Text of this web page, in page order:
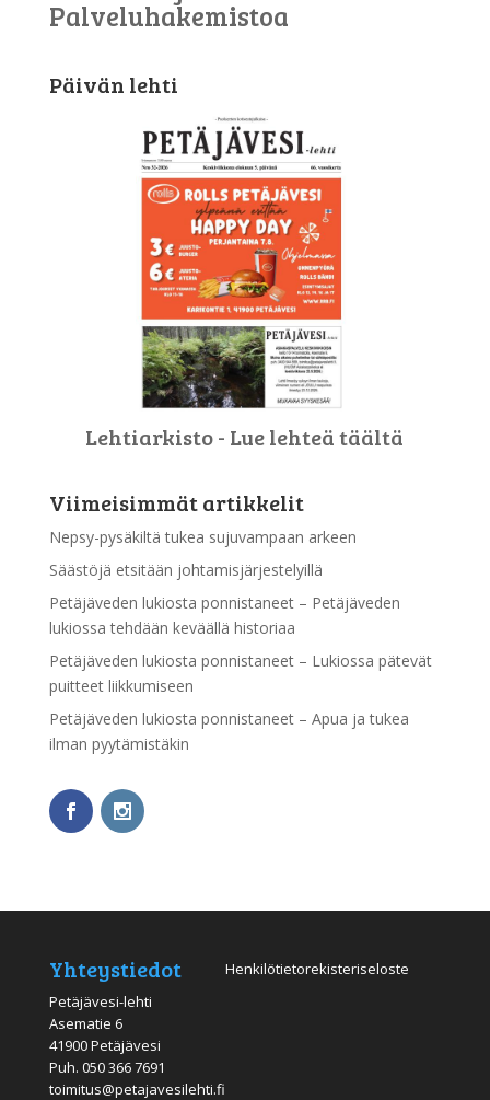
Palveluhakemistoa
Päivän lehti
Lehtiarkisto - Lue lehteä täältä
Viimeisimmät artikkelit
Nepsy-pysäkiltä tukea sujuvampaan arkeen
Säästöjä etsitään johtamisjärjestelyillä
Petäjäveden lukiosta ponnistaneet – Petäjäveden
lukiossa tehdään keväällä historiaa
Petäjäveden lukiosta ponnistaneet – Lukiossa pätevät
puitteet liikkumiseen
Petäjäveden lukiosta ponnistaneet – Apua ja tukea
ilman pyytämistäkin
Yhteystiedot
Petäjävesi-lehti
Asematie 6
41900 Petäjävesi
Puh. 050 366 7691
toimitus@petajavesilehti.fi
Henkilötietorekisteriseloste